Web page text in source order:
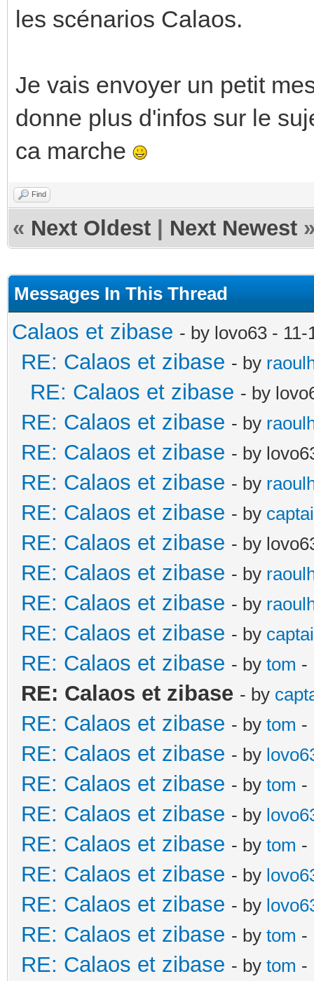
les scénarios Calaos.
Je vais envoyer un petit
donne plus d'infos sur le
ca marche
Find
« Next Oldest Next Newest
Messages In This Thread
Calaos et zibase - by lovo63 -
RE: Calaos et zibase - by
RE: Calaos et zibase - by
RE: Calaos et zibase - by
RE: Calaos et zibase - by
RE: Calaos et zibase - by
RE: Calaos et zibase - by
RE: Calaos et zibase - by
RE: Calaos et zibase - by
RE: Calaos et zibase - by
RE: Calaos et zibase - by
RE: Calaos et zibase - by tom -
RE: Calaos et zibase - by
RE: Calaos et zibase - by tom -
RE: Calaos et zibase - by
RE: Calaos et zibase - by tom -
RE: Calaos et zibase - by
RE: Calaos et zibase - by tom -
RE: Calaos et zibase - by
RE: Calaos et zibase - by
RE: Calaos et zibase - by tom -
RE: Calaos et zibase - by tom -